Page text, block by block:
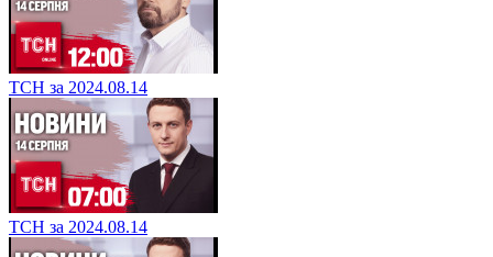
ТСН за 2024.08.14
ТСН за 2024.08.14